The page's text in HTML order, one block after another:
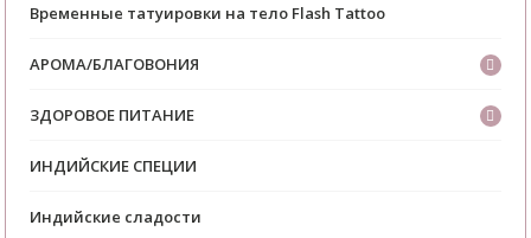
Временные татуировки на тело Flash Tattoo
АРОМА/БЛАГОВОНИЯ
ЗДОРОВОЕ ПИТАНИЕ
ИНДИЙСКИЕ СПЕЦИИ
Индийские сладости